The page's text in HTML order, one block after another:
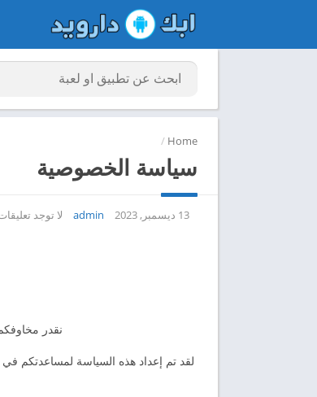
Home
/
سياسة الخصوصية
13 ديسمبر, 2023 admin لا توجد
نقدر
لقد تم إعداد هذه السياسة لمساعدتكم في